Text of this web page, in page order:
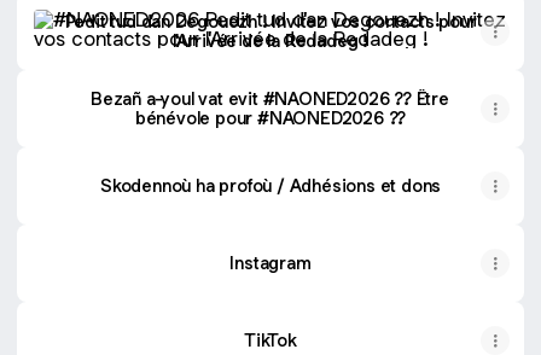
Pedit tud d'an Degouezh ! Invitez vos contacts pour
l'Arrivée de la Redadeg !
Bezañ a-youl vat evit #NAONED2026 ?? Être
bénévole pour #NAONED2026 ??
Skodennoù ha profoù / Adhésions et dons
Instagram
TikTok